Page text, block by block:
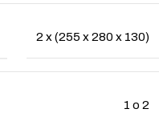
2 x (255 x 280 x 130)
1 o 2